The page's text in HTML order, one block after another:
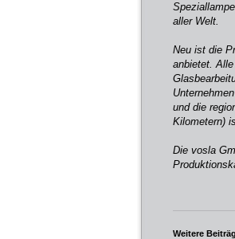
aller Welt.
Neu ist die
anbietet.
und die
Kilometern)
Die vosla
Weitere